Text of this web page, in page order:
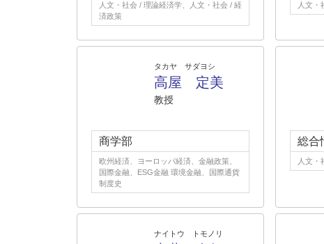
人文・社会 / 理論経済学、人文・社会 / 経
済政策
人文・
タカヤ サダヨシ
高屋 定美
教授
商学部
欧州経済、ヨーロッパ経済、金融政策、
国際金融、ESG金融 環境金融、国際通貨
制度史
総合
人文・
ナイトウ トモノリ